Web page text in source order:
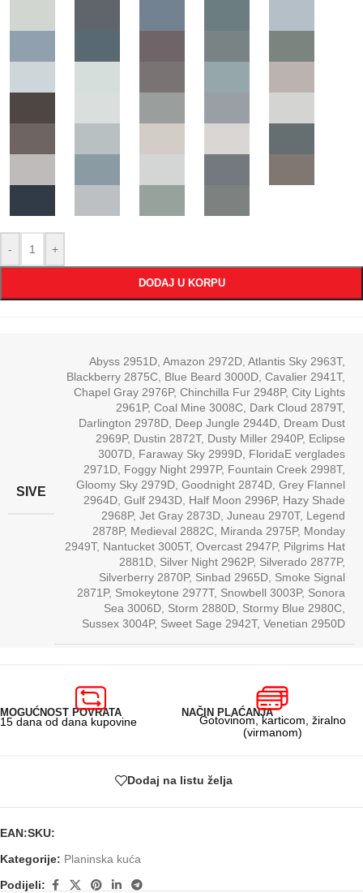
- +
DODAJ U KORPU
SIVE
Abyss 2951D Amazon 2972D Atlantis Sky 2963T,
Blackberry 2875C Blue Beard 3000D Cavalier 2941T,
Chapel Gray 2976P, Chinchilla Fur 2948P, City Lights
2961P, Coal Mine 3008C Dark Cloud 2879T,
Darlington 2978D Deep Jungle 2944D Dream Dust
2969P, Dustin 2872T, Dusty Miller 2940P, Eclipse
3007D Faraway Sky 2999D FloridaE verglades
2971D Foggy Night 2997P, Fountain Creek 2998T,
Gloomy Sky 2979D Goodnight 2874D Grey Flannel
2964D Gulf 2943D Half Moon 2996P, Hazy Shade
2968P, Jet Gray 2873D Juneau 2970T, Legend
2878P, Medieval 2882C Miranda 2975P, Monday
2949T, Nantucket 3005T, Overcast 2947P, Pilgrims Hat
2881D Silver Night 2962P, Silverado 2877P,
Silverberry 2870P, Sinbad 2965D Smoke Signal
2871P, Smokeytone 2977T, Snowbell 3003P, Sonora
Sea 3006D Storm 2880D Stormy Blue 2980C
Sussex 3004P, Sweet Sage 2942T, Venetian 2950D
MOGUĆNOST POVRATA
15 dana od dana kupovine
NAČIN PLAĆANJA
Gotovinom, karticom, žiralno
(virmanom)
Dodaj na listu želja
EAN:SKU:
Kategorije: Planinska kuća
Podijeli: